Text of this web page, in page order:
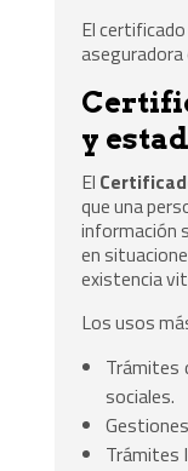
El
y
El
que una
información
en
existencia
Los usos
Trámites
sociales.
Trámites